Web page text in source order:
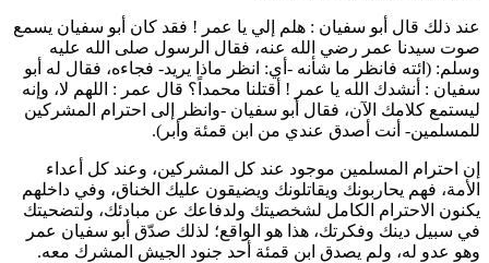
عند ذلك قال أبو سفيان : هلم إلي يا عمر ! فقد كان أبو سفيان يسمع
صوت سيدنا عمر رضي الله عنه، فقال الرسول صلى الله عليه
وسلم: ( ائته فانظر ما شأنه -أي: انظر ماذا يريد- فجاءه، فقال له أبو
سفيان : أنشدك الله يا عمر ! أقتلنا محمداً؟ قال عمر : اللهم لا، وإنه
ليستمع كلامك الآن، فقال أبو سفيان -وانظر إلى احترام المشركين
للمسلمين- أنت أصدق عندي من ابن قمئة وأبر ).
إن احترام المسلمين موجود عند كل المشركين، وعند كل أعداء
الأمة، فهم يحاربونك ويقاتلونك ويضيقون عليك الخناق، وفي داخلهم
يكنون الاحترام الكامل لشخصيتك ولدفاعك عن مبادئك، ولتضحيتك
في سبيل دينك وفكرتك، هذا هو الواقع؛ لذلك صدّق أبو سفيان عمر
وهو عدو له، ولم يصدق ابن قمئة أحد جنود الجيش المشرك معه.